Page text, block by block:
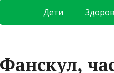
Дети
Фанскул,